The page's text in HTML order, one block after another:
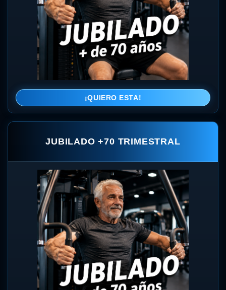
¡QUIERO ESTA!
JUBILADO +70 TRIMESTRAL